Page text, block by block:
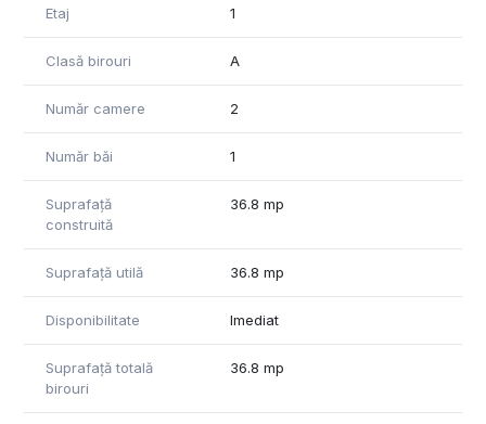
Etaj 1
Clasă birouri A
Număr camere 2
Număr băi 1
Suprafață
construită
36.8 mp
Suprafață utilă 36.8 mp
Disponibilitate Imediat
Suprafață totală
birouri
36.8 mp